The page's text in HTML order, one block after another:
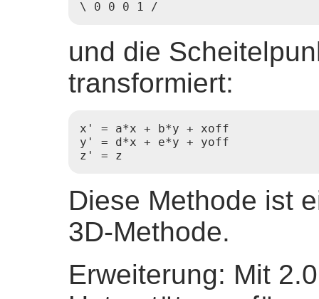
\ 0 0 0 1 /
und die
transformiert:
x' = a*x + b*y + xoff
y' = d*x + e*y + yoff
z' = z
Diese Methode ist
3D-Methode.
Erweiterung: Mit